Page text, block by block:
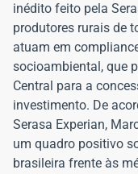
inédito feito pela
produtores rurais de
atuam em
socioambiental, que
Central para a
investimento. De
Serasa Experian,
um quadro positivo
brasileira frente às